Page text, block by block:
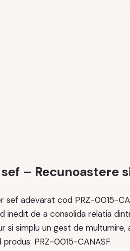
– Recunoastere
sef adevarat cod PRZ-0015-
inedit de a consolida relatia
si simplu un gest de
PRZ-0015-CANASF.